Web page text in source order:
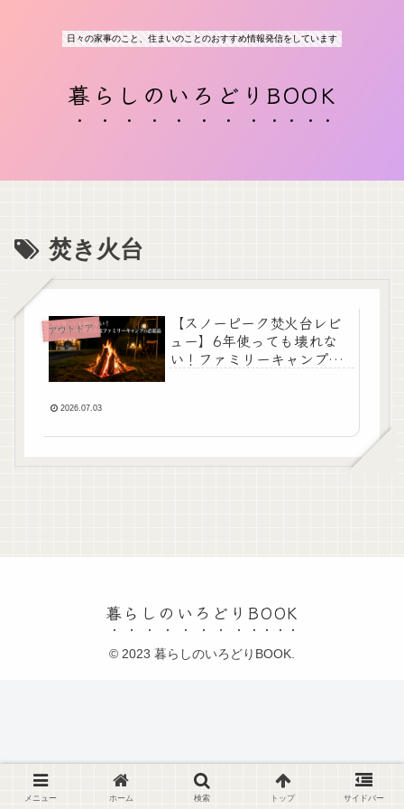
日々の家事のこと、住まいのことのおすすめ情報発信をしています
暮らしのいろどりBOOK
焚き火台
アウトドア
【スノーピーク焚火台レビ
ュー】6年使っても壊れな
い！ファミリーキャンプの
2026.07.03
暮らしのいろどりBOOK
© 2023 暮らしのいろどりBOOK.
メニュー ホーム 検索 トップ サイドバー